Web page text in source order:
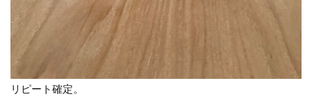
リピート確定。